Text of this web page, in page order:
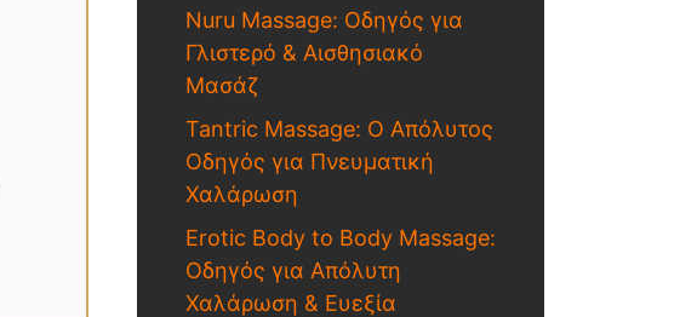
Nuru Massage: Οδηγός για
Γλιστερό & Αισθησιακό
Μασάζ
Tantric Massage: Ο Απόλυτος
Οδηγός για Πνευματική
Χαλάρωση
Erotic Body to Body Massage:
Οδηγός για Απόλυτη
Χαλάρωση & Ευεξία